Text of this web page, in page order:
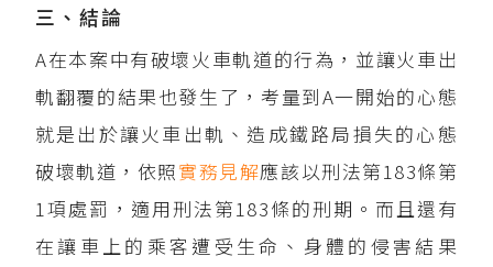
三、結論
A在本案中有破壞火車軌道的行為，並讓火車出
軌翻覆的結果也發生了，考量到A一開始的心態
就是出於讓火車出軌、造成鐵路局損失的心態
破壞軌道，依照實務見解應該以刑法第183條第
1項處罰，適用刑法第183條的刑期。而且還有
在讓車上的乘客遭受生命、身體的侵害結果